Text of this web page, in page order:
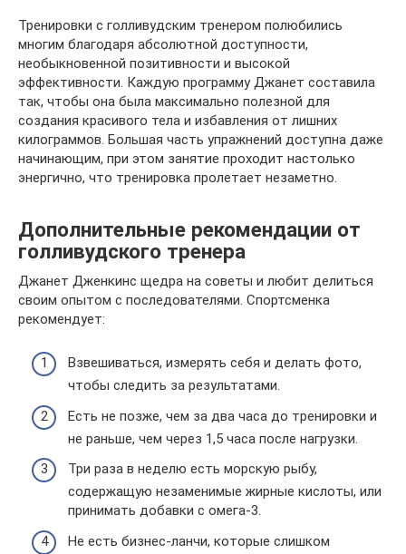
Тренировки с голливудским тренером полюбились
многим благодаря абсолютной доступности,
необыкновенной позитивности и высокой
эффективности. Каждую программу Джанет составила
так, чтобы она была максимально полезной для
создания красивого тела и избавления от лишних
килограммов. Большая часть упражнений доступна даже
начинающим, при этом занятие проходит настолько
энергично, что тренировка пролетает незаметно.
Дополнительные рекомендации от
голливудского тренера
Джанет Дженкинс щедра на советы и любит делиться
своим опытом с последователями. Спортсменка
рекомендует:
Взвешиваться, измерять себя и делать фото,
чтобы следить за результатами.
Есть не позже, чем за два часа до тренировки и
не раньше, чем через 1,5 часа после нагрузки.
Три раза в неделю есть морскую рыбу,
содержащую незаменимые жирные кислоты, или
принимать добавки с омега-3.
Не есть бизнес-ланчи, которые слишком